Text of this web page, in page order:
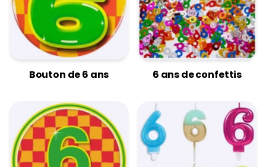
Bouton de 6 ans 6 ans de confettis